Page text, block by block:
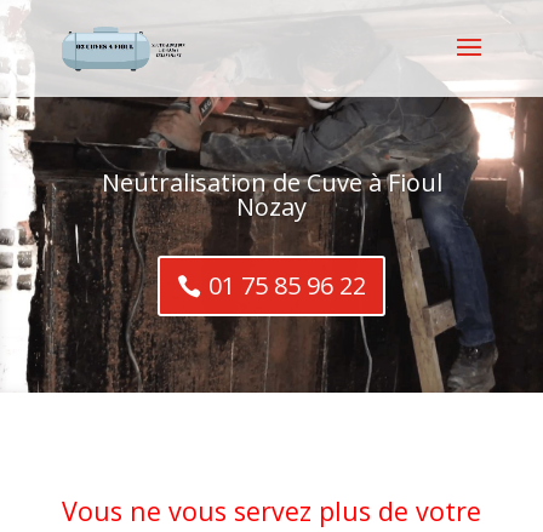
Neutralisation de Cuve à Fioul
Nozay
01 75 85 96 22
Vous ne vous servez plus de votre